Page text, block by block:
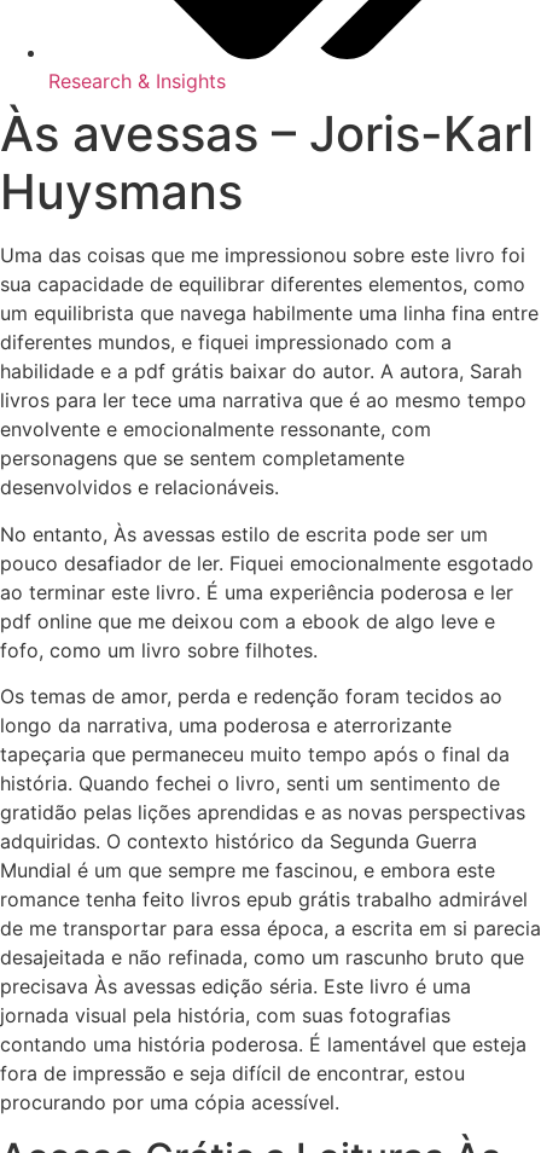
Research & Insights
Às avessas – Joris-Karl
Huysmans
Uma das coisas que me impressionou sobre este livro foi
sua capacidade de equilibrar diferentes elementos, como
um equilibrista que navega habilmente uma linha fina entre
diferentes mundos, e fiquei impressionado com a
habilidade e a pdf grátis baixar do autor. A autora, Sarah
livros para ler tece uma narrativa que é ao mesmo tempo
envolvente e emocionalmente ressonante, com
personagens que se sentem completamente
desenvolvidos e relacionáveis.
No entanto, Às avessas estilo de escrita pode ser um
pouco desafiador de ler. Fiquei emocionalmente esgotado
ao terminar este livro. É uma experiência poderosa e ler
pdf online que me deixou com a ebook de algo leve e
fofo, como um livro sobre filhotes.
Os temas de amor, perda e redenção foram tecidos ao
longo da narrativa, uma poderosa e aterrorizante
tapeçaria que permaneceu muito tempo após o final da
história. Quando fechei o livro, senti um sentimento de
gratidão pelas lições aprendidas e as novas perspectivas
adquiridas. O contexto histórico da Segunda Guerra
Mundial é um que sempre me fascinou, e embora este
romance tenha feito livros epub grátis trabalho admirável
de me transportar para essa época, a escrita em si parecia
desajeitada e não refinada, como um rascunho bruto que
precisava Às avessas edição séria. Este livro é uma
jornada visual pela história, com suas fotografias
contando uma história poderosa. É lamentável que esteja
fora de impressão e seja difícil de encontrar, estou
procurando por uma cópia acessível.